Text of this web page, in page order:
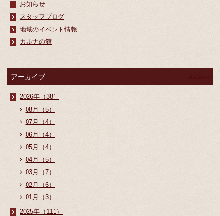
お知らせ
スタッフブログ
地域のイベント情報
カルナの館
アーカイブ
2026年（38）
08月（5）
07月（4）
06月（4）
05月（4）
04月（5）
03月（7）
02月（6）
01月（3）
2025年（111）